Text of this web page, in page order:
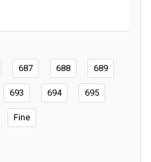
687 688 689
693 694 695
Fine